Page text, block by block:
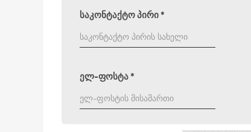
საკონტაქტო პირი *
ელ-ფოსტა *